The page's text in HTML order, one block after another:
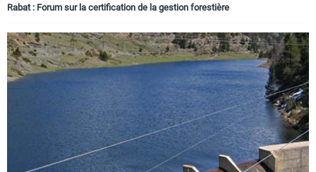
Rabat : Forum sur la certification de la gestion forestière